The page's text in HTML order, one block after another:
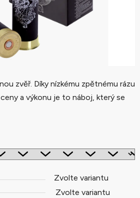
zvěř. Díky nízkému zpětnému rázu
a výkonu je to náboj, který se
Zvolte variantu
Zvolte variantu